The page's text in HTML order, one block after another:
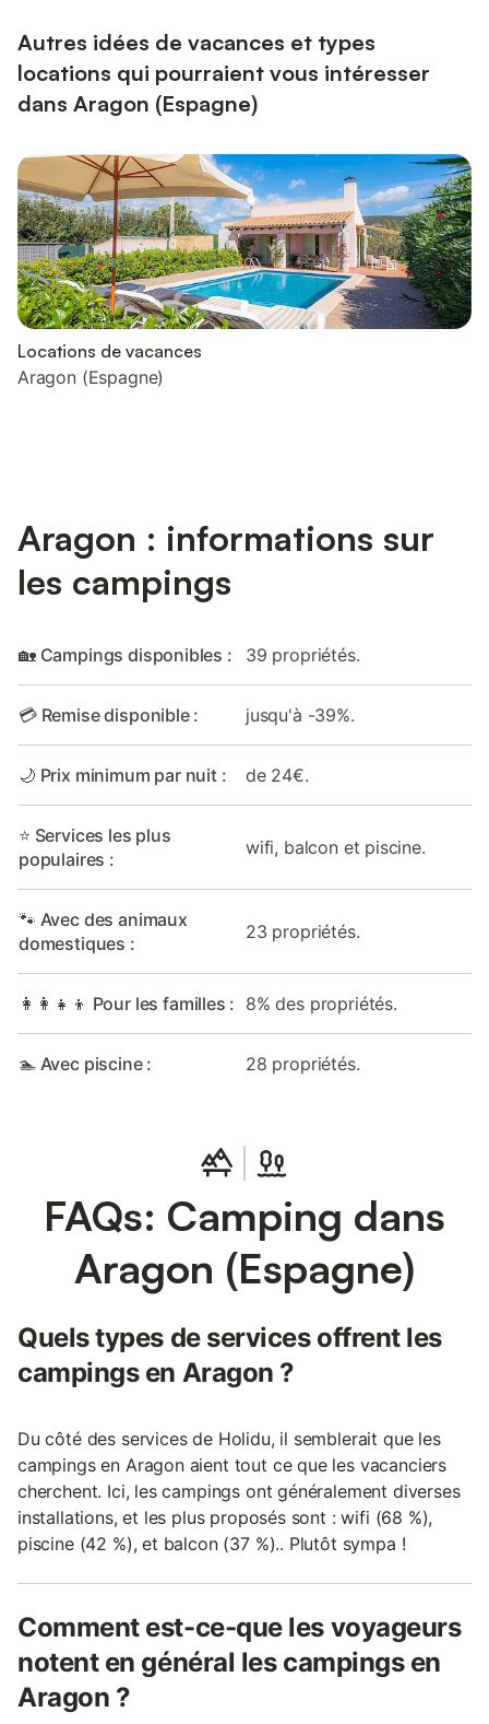
Autres idées de vacances et types
locations qui pourraient vous intéresser
dans Aragon (Espagne)
Locations de vacances
Aragon (Espagne)
Aragon : informations sur
les campings
🏡 Campings disponibles : 39 propriétés.
💳 Remise disponible : jusqu'à -39%.
🌙 Prix minimum par nuit : de 24€.
⭐ Services les plus
populaires :
wifi, balcon et piscine.
🐾 Avec des animaux
domestiques :
23 propriétés.
👩‍👩‍👧‍👦 Pour les familles : 8% des propriétés.
🏊 Avec piscine : 28 propriétés.
FAQs: Camping dans
Aragon (Espagne)
Quels types de services offrent les
campings en Aragon ?
Du côté des services de Holidu, il semblerait que les
campings en Aragon aient tout ce que les vacanciers
cherchent. Ici, les campings ont généralement diverses
installations, et les plus proposés sont : wifi (68 %),
piscine (42 %), et balcon (37 %).. Plutôt sympa !
Comment est-ce-que les voyageurs
notent en général les campings en
Aragon ?